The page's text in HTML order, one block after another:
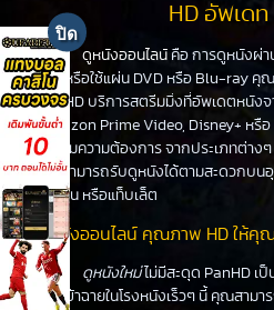
HD อัพเด
ดูหนังออนไลน์ คือ การดูหนังผ่า
หนังหรือใช้แผ่น DVD หรือ Blu-ray คุ
PanHD บริการสตรีมมิ่งที่อัพเดตหนัง
Amazon Prime Video, Disney+ หรื
ได้ตามความต้องการ จากประเภทต่างๆ
คุณสามารถรับดูหนังได้ตามสะดวกบน
ร์ทโฟน หรือแท็บเล็ต
ดูหนังออนไลน์ คุณภาพ HD ให้คุ
ดูหนังใหม่ไม่มีสะดุด PanHD เ
ที่จะเข้าฉายในโรงหนังเร็วๆ นี้ คุณสาม